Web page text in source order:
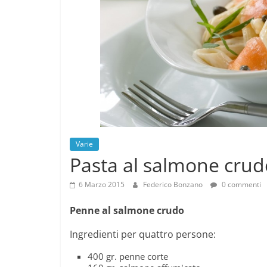
Varie
Pasta al salmone
6 Marzo 2015 Federico Bonzano 0 commenti
Penne al salmone crudo
Ingredienti per quattro persone:
400 gr. penne corte